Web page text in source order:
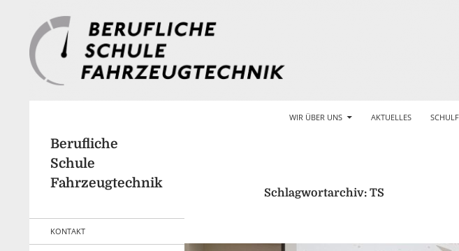
springen
WIR ÜBER UNS AKTUELLES
Schlagwortarchiv: TS
Berufliche
Schule
Fahrzeugtechnik
KONTAKT